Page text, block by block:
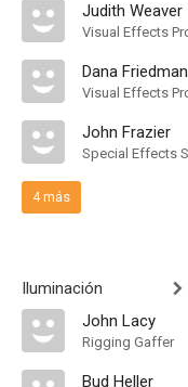
Judith Weaver
Dana Friedman
John Frazier
4 más
Iluminación
John Lacy
Rigging Gaffer
Bud Heller